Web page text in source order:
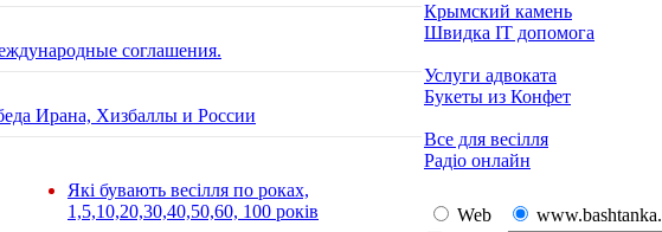
соглашения.
Ирана, Хизбаллы и России
Які бувають весілля по роках,
1,5,10,20,30,40,50,60, 100 років
Крымский камень
Швидка ІТ допомога
Услуги адвоката
Букеты из Конфет
Все для весілля
Радіо онлайн
Web